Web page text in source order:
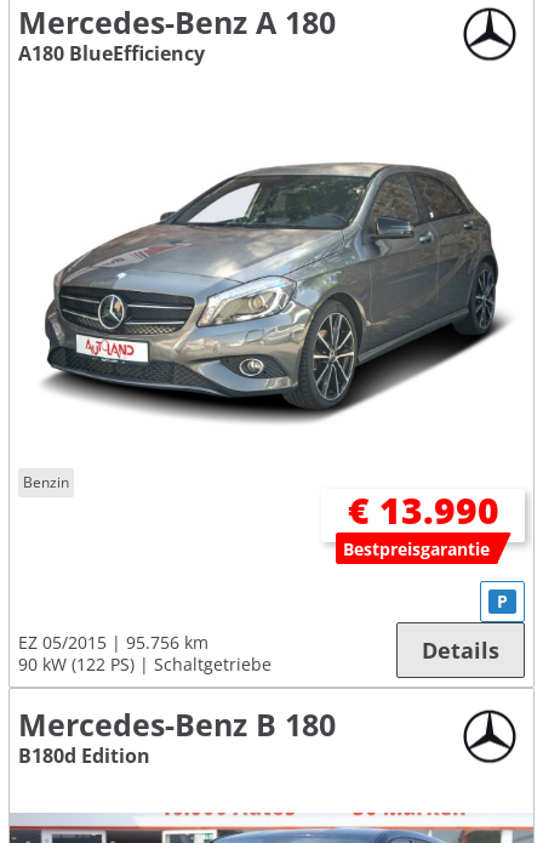
Mercedes-Benz A 180
A180 BlueEfficiency
Benzin
€ 13.990
Bestpreisgarantie
EZ 05/2015
95.756 km
90 kW (122 PS)
Schaltgetriebe
P
Details
Mercedes-Benz B 180
B180d Edition